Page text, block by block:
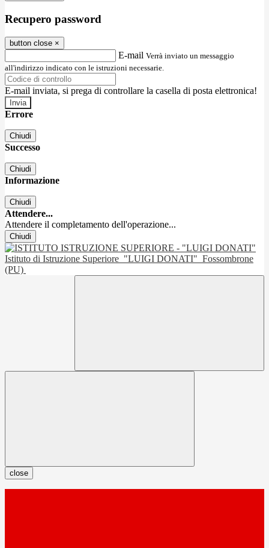
Recupero password
button close ×
E-mail Verrà inviato un messaggio
all'indirizzo indicato con le istruzioni necessarie.
E-mail inviata, si prega di controllare la casella di posta elettronica!
Errore
Chiudi
Successo
Chiudi
Informazione
Chiudi
Attendere...
Attendere il completamento dell'operazione...
Chiudi
Istituto di Istruzione Superiore "LUIGI DONATI" Fossombrone
(PU)
close